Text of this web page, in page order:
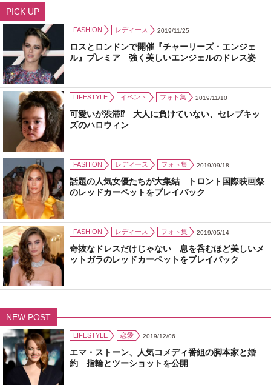
PICK UP
FASHION レディース 2019/11/25
ロスとロンドンで開催『チャーリーズ・エンジェ
ル』プレミア 強く美しいエンジェルのドレス姿
LIFESTYLE イベント フォト集 2019/11/10
可愛いが渋滞⁉ 大人に負けていない、セレブキッ
ズのハロウィン
FASHION レディース フォト集 2019/09/18
話題の人気女優たちが大集結 トロント国際映画祭
のレッドカーペットをプレイバック
FASHION レディース フォト集 2019/05/14
奇抜なドレスだけじゃない 息を呑むほど美しいメ
ットガラのレッドカーペットをプレイバック
NEW POST
LIFESTYLE 恋愛 2019/12/06
エマ・ストーン、人気コメディ番組の脚本家と婚
約 指輪とツーショットを公開